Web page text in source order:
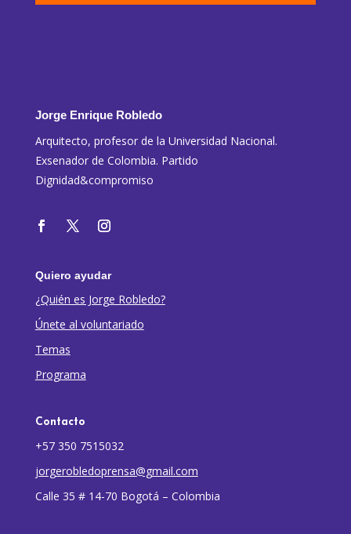
Jorge Enrique Robledo
Arquitecto, profesor de la Universidad Nacional.
Exsenador de Colombia. Partido
Dignidad&compromiso
Quiero ayudar
¿Quién es Jorge Robledo?
Únete al voluntariado
Temas
Programa
Contacto
+57 350 7515032
jorgerobledoprensa@gmail.com
Calle 35 # 14-70 Bogotá – Colombia